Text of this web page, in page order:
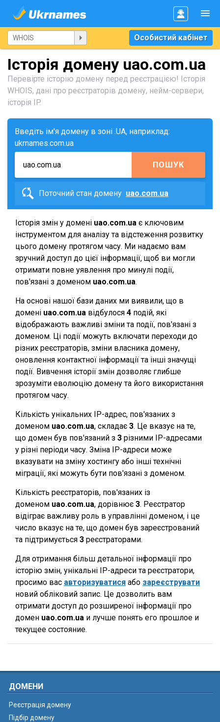
Особистий кабінет
Історія домену uao.com.ua
Перевірте історію домену перед реєстрацією! Історія
WHOIS, дані про реєстраторів домену, нейм-сервери,
історія IP.
Введіть ім'я домену в зоні .UA, наприклад:
ukrnames.com.ua
ПОШУК
Поточний стан домену uao.com.ua
Історія змін у домені uao.com.ua є ключовим
інструментом для аналізу та відстеження розвитку
цього домену протягом часу. Ми надаємо вам
зручний доступ до цієї інформації, щоб ви могли
отримати повне уявлення про минулі події,
пов'язані з доменом uao.com.ua.
На основі нашої бази даних ми виявили, що в
домені uao.com.ua відбулося 4 подій, які
відображають важливі зміни та події, пов'язані з
доменом. Ці події можуть включати переходи до
різних реєстраторів, зміни власника домену,
оновлення контактної інформації та інші значущі
події. Вивчення історії змін дозволяє глибше
зрозуміти еволюцію домену та його використання
протягом часу.
Кількість унікальних IP-адрес, пов'язаних з
доменом uao.com.ua, складає 3. Це вказує на те,
що домен був пов'язаний з 3 різними IP-адресами
у різні періоди часу. Зміна IP-адреси може
вказувати на зміну хостингу або інші технічні
міграції, які можуть бути пов'язані з доменом.
Кількість реєстраторів, пов'язаних із
доменом uao.com.ua, дорівнює 3. Реєстратор
відіграє важливу роль в управлінні доменом, і це
число вказує на те, що домен був зареєстрований
та підтримується 3 реєстраторами.
Для отримання більш детальної інформації про
історію змін, унікальні IP-адреси та реєстратори,
просимо вас авторизуватися або зареєструвати
новий обліковий запис. Це дозволить вам
отримати доступ до розширеної інформації про
домен uao.com.ua и лучше понять его прошлое и
текущее состояние.
ДОМЕНИ
Реєстрація домену
Підбір домену